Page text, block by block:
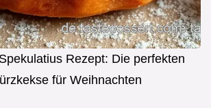
Rezept: Die perfekten
für Weihnachten